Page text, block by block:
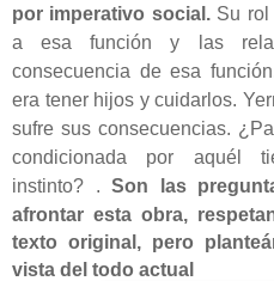
por imperativo social.Su rol
a esa función y las
consecuencia de esa
era tener hijos y cuidarlos.
sufre sus consecuencias.
condicionada por aquél
instinto? .Son las
afrontar esta obra,
texto original, pero
vista del todo actual